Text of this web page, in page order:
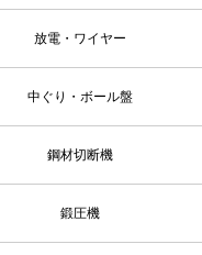
放電・ワイヤー
中ぐり・ボール盤
鋼材切断機
鍛圧機